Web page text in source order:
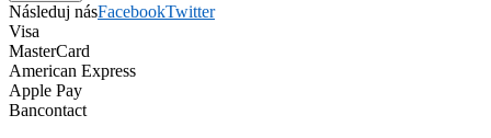
Následuj násFacebookTwitter
Visa
MasterCard
American Express
Apple Pay
Bancontact